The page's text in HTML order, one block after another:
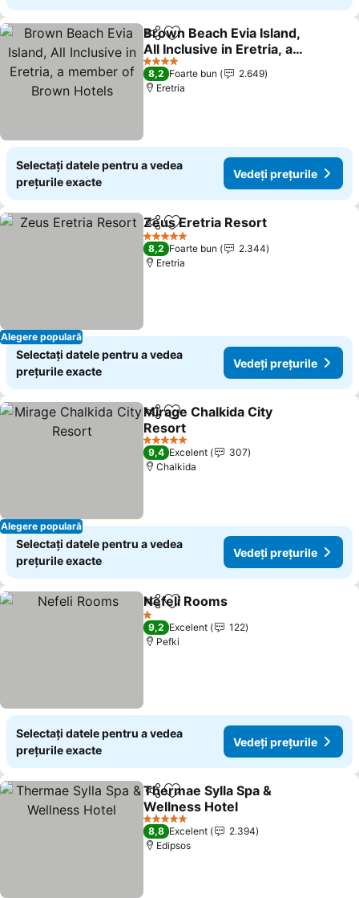
DistribuițiAdăugaţi la favorite
Brown Beach Evia Island,
All Inclusive in Eretria, a
member of Brown Hotels
Vedeți prețurile
4 Stele
8,2 Foarte bun
2.649
Eretria
Selectați datele pentru a vedea
prețurile exacte
Vedeți prețurile
Alegere populară
DistribuițiAdăugaţi la favorite
Zeus Eretria Resort
5 Stele
8,2 Foarte bun
2.344
Eretria
Selectați datele pentru a vedea
prețurile exacte
Vedeți prețurile
Alegere populară
DistribuițiAdăugaţi la favorite
Mirage Chalkida City
Resort
Vedeți prețurile
5 Stele
9,4 Excelent
307
Chalkida
Selectați datele pentru a vedea
prețurile exacte
Vedeți prețurile
DistribuițiAdăugaţi la favorite
Nefeli Rooms
1 Stele
9,2 Excelent
122
Pefki
Selectați datele pentru a vedea
prețurile exacte
Vedeți prețurile
DistribuițiAdăugaţi la favorite
Thermae Sylla Spa &
Wellness Hotel
Vedeți prețurile
5 Stele
8,8 Excelent
2.394
Edipsos